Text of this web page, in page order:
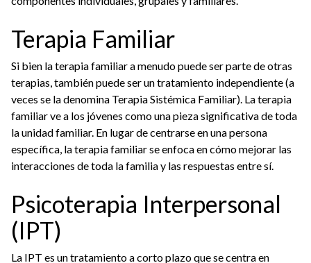
Terapia Familiar
Si bien la terapia familiar a menudo puede ser parte de otras
terapias, también puede ser un tratamiento independiente (a
veces se la denomina Terapia Sistémica Familiar). La terapia
familiar ve a los jóvenes como una pieza significativa de toda
la unidad familiar. En lugar de centrarse en una persona
específica, la terapia familiar se enfoca en cómo mejorar las
interacciones de toda la familia y las respuestas entre sí.
Psicoterapia Interpersonal
(IPT)
La IPT es un tratamiento a corto plazo que se centra en